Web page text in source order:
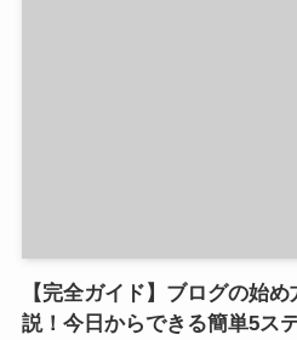
【完全ガイド】ブログの始
説！今日からできる簡単5ス